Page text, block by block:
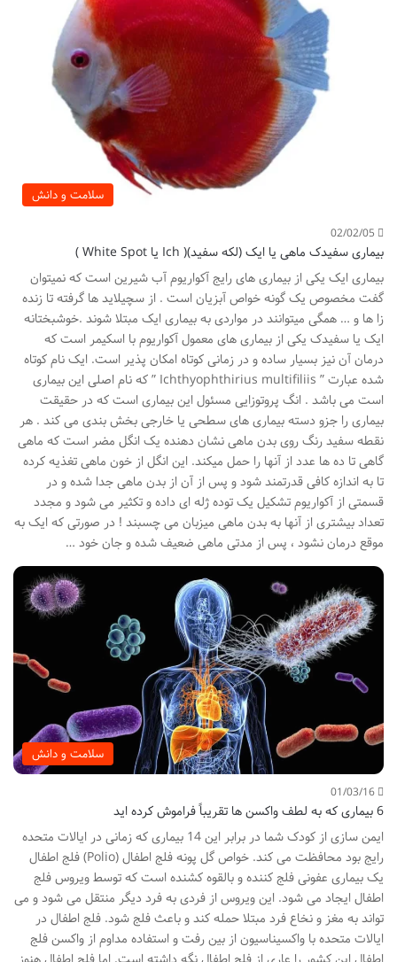
سلامت و دانش
02/02/05
بیماری سفیدک ماهی یا ایک (لکه سفید)( Ich یا White Spot )
بیماری ایک یکی از بیماری های رایج آکواریوم آب شیرین است که نمیتوان
گفت مخصوص یک گونه خواص آبزیان است . از سچیلاید ها گرفته تا زنده
زا ها و … همگی میتوانند در مواردی به بیماری ایک مبتلا شوند .خوشبختانه
ایک یا سفیدک یکی از بیماری های معمول آکواریوم با اسکیمر است که
درمان آن نیز بسیار ساده و در زمانی کوتاه امکان پذیر است. ایک نام کوتاه
شده عبارت ” Ichthyophthirius multifiliis ” که نام اصلی این بیماری
است می باشد . انگ پروتوزایی مسئول این بیماری است که در حقیقت
بیماری را جزو دسته بیماری های سطحی یا خارجی بخش بندی می کند . هر
نقطه سفید رنگ روی بدن ماهی نشان دهنده یک انگل مضر است که ماهی
گاهی تا ده ها عدد از آنها را حمل میکند. این انگل از خون ماهی تغذیه کرده
تا به اندازه کافی قدرتمند شود و پس از آن از بدن ماهی جدا شده و در
قسمتی از آکواریوم تشکیل یک توده ژله ای داده و تکثیر می شود و مجدد
تعداد بیشتری از آنها به بدن ماهی میزبان می چسبند ! در صورتی که ایک به
موقع درمان نشود ، پس از مدتی ماهی ضعیف شده و جان خود …
سلامت و دانش
01/03/16
6 بیماری که به لطف واکسن ها تقریباً فراموش کرده اید
ایمن سازی از کودک شما در برابر این 14 بیماری که زمانی در ایالات متحده
رایج بود محافظت می کند. خواص گل پونه فلج اطفال (Polio) فلج اطفال
یک بیماری عفونی فلج کننده و بالقوه کشنده است که توسط ویروس فلج
اطفال ایجاد می شود. این ویروس از فردی به فرد دیگر منتقل می شود و می
تواند به مغز و نخاع فرد مبتلا حمله کند و باعث فلج شود. فلج اطفال در
ایالات متحده با واکسیناسیون از بین رفت و استفاده مداوم از واکسن فلج